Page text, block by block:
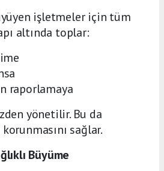
işletmeler için tüm
altında toplar:
raporlamaya
yönetilir. Bu da
sağlar.
Büyüme